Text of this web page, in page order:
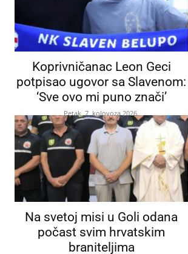
Koprivničanac Leon Geci
potpisao ugovor sa Slavenom:
‘Sve ovo mi puno znači’
Petak, 7. kolovoza 2026.
Na svetoj misi u Goli odana
počast svim hrvatskim
braniteljima